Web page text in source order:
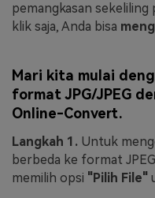
pemangkasan sekeliling
klik saja, Anda bisa
Mari kita mulai
format JPG/JPEG
Online-Convert.
Langkah 1. Untuk
berbeda ke format
memilih opsi "Pilih File"